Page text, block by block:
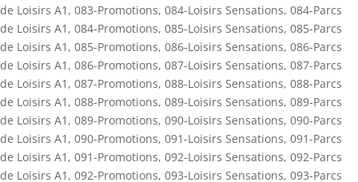
de Loisirs A1 , 083-Promotions, 084-Loisirs Sensations, 084-Parcs
de Loisirs A1 , 084-Promotions, 085-Loisirs Sensations, 085-Parcs
de Loisirs A1 , 085-Promotions, 086-Loisirs Sensations, 086-Parcs
de Loisirs A1 , 086-Promotions, 087-Loisirs Sensations, 087-Parcs
de Loisirs A1 , 087-Promotions, 088-Loisirs Sensations, 088-Parcs
de Loisirs A1 , 088-Promotions, 089-Loisirs Sensations, 089-Parcs
de Loisirs A1 , 089-Promotions, 090-Loisirs Sensations, 090-Parcs
de Loisirs A1 , 090-Promotions, 091-Loisirs Sensations, 091-Parcs
de Loisirs A1 , 091-Promotions, 092-Loisirs Sensations, 092-Parcs
de Loisirs A1 , 092-Promotions, 093-Loisirs Sensations, 093-Parcs